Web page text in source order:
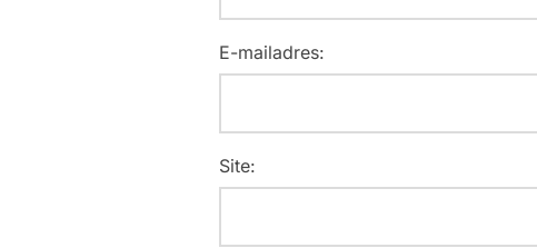
E-mailadres:
Site: